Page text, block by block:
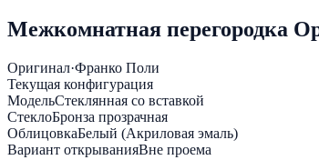
Межкомнатная перегородка
Оригинал·Франко Поли
Текущая конфигурация
МодельСтеклянная со вставкой
СтеклоБронза прозрачная
ОблицовкаБелый (Акриловая эмаль)
Вариант открыванияВне проема